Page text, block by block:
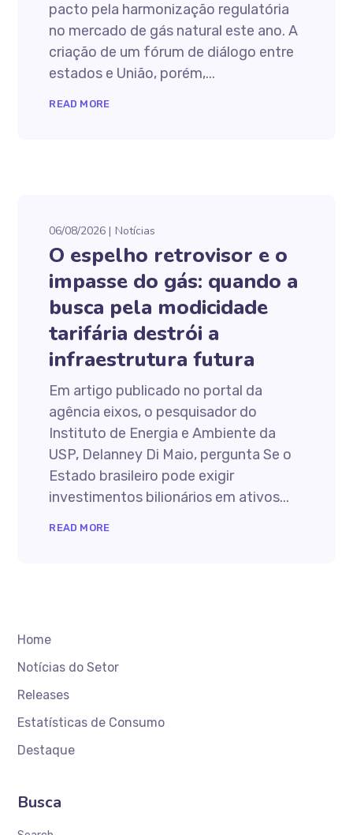
pacto pela harmonização regulatória
no mercado de gás natural este ano. A
criação de um fórum de diálogo entre
estados e União, porém,...
READ MORE
06/08/2026 Notícias
O espelho retrovisor e o
impasse do gás: quando a
busca pela modicidade
tarifária destrói a
infraestrutura futura
Em artigo publicado no portal da
agência eixos, o pesquisador do
Instituto de Energia e Ambiente da
USP, Delanney Di Maio, pergunta Se o
Estado brasileiro pode exigir
investimentos bilionários em ativos...
READ MORE
Home
Notícias do Setor
Releases
Estatísticas de Consumo
Destaque
Busca